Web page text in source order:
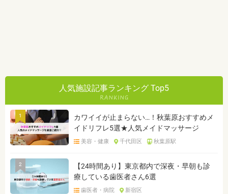
人気施設記事ランキング Top5
1
カワイイが止まらない…！秋葉原おすすめメ
イドリフレ5選★人気メイドマッサージ
美容・健康 千代田区 秋葉原駅
2
【24時間あり】東京都内で深夜・早朝も診
療している歯医者さん6選
歯医者・病院 新宿区